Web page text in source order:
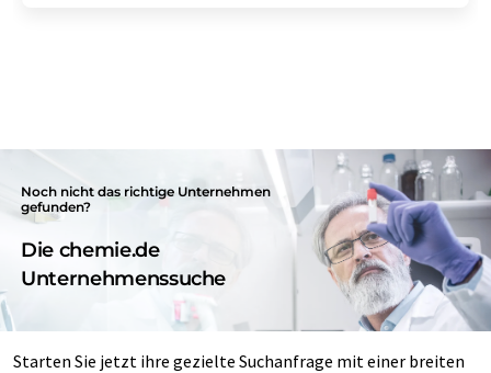
Noch nicht das richtige Unternehmen
gefunden?
Die chemie.de
Unternehmenssuche
Starten Sie jetzt ihre gezielte Suchanfrage mit einer breiten